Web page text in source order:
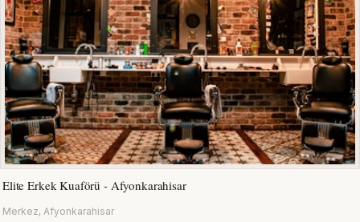
Elite Erkek Kuaförü - Afyonkarahisar
Merkez, Afyonkarahisar